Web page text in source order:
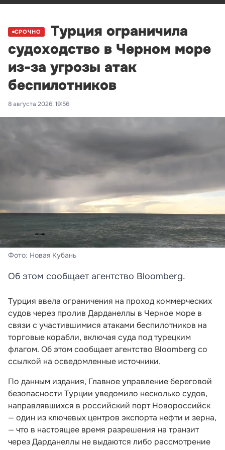
СРОЧНО
Турция ограничила
судоходство в Черном море
из-за угрозы атак
беспилотников
8 августа 2026, 19:56
Фото: Новая Кубань
Об этом сообщает агентство Bloomberg.
Турция ввела ограничения на проход коммерческих
судов через пролив Дарданеллы в Черное море в
связи с участившимися атаками беспилотников на
торговые корабли, включая суда под турецким
флагом. Об этом сообщает агентство Bloomberg со
ссылкой на осведомленные источники.
По данным издания, Главное управление береговой
безопасности Турции уведомило несколько судов,
направлявшихся в российский порт Новороссийск
— один из ключевых центров экспорта нефти и зерна,
— что в настоящее время разрешения на транзит
через Дарданеллы не выдаются либо рассмотрение